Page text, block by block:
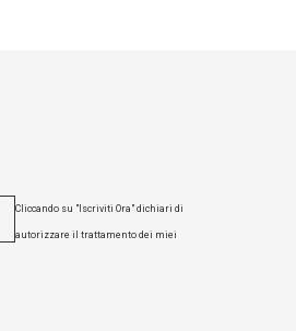
Cliccando su "Iscriviti Ora" dichiari di
autorizzare il trattamento dei miei